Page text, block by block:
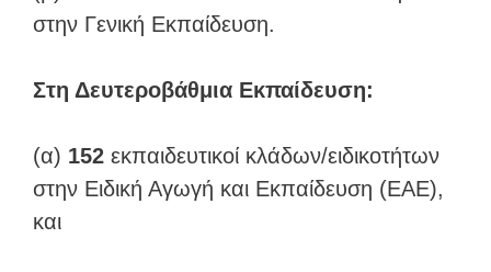
στην Γενική Εκπαίδευση.
Στη Δευτεροβάθμια Εκπαίδευση:
(α) 152 εκπαιδευτικοί κλάδων/ειδικοτήτων
στην Ειδική Αγωγή και Εκπαίδευση (ΕΑΕ),
και